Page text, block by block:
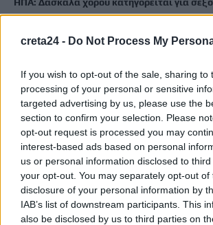
creta24 - Do Not Process My
If you wish to opt-out of the sale, sharing to
processing of your personal or sensitive
targeted advertising by us, please use the
section to confirm your selection. Please
opt-out request is processed you may
interest-based ads based on personal
us or personal information disclosed to
your opt-out. You may separately opt-out of
disclosure of your personal information by
IAB’s list of downstream participants. This
also be disclosed by us to third parties on
κακοποίηση δύο ανήλικων μαθητών της
7 Αυγούστου, 2026
Το Ελληνικό Μεσογειακό Πανεπιστήμιο
τα Πρακτικά του Διεπιστημονικού Συνεδρίου «Ρένα
Κυριακού»
7 Αυγούστου, 2026
ΔΕΕΠ (ΝΟΔΕ) Ηρακλείου: Με έργα η
οδηγεί την Κρήτη στο μέλλον
7 Αυγούστου, 2026